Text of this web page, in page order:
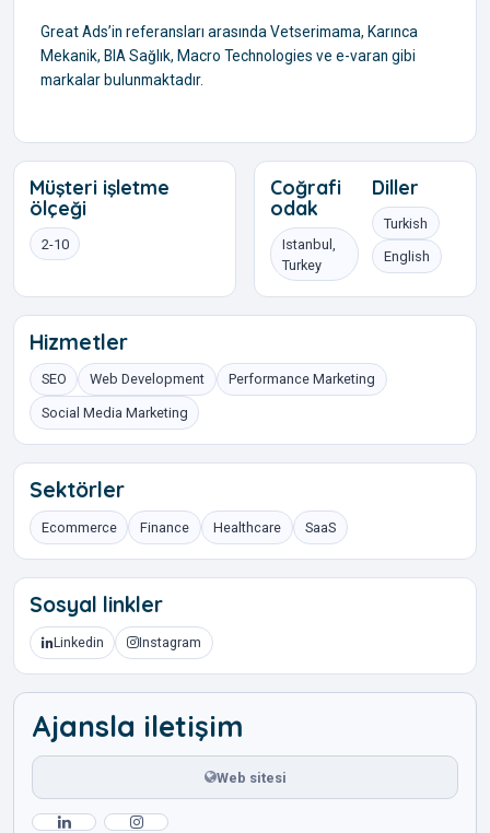
Great Ads’in referansları arasında Vetserimama, Karınca
Mekanik, BIA Sağlık, Macro Technologies ve e-varan gibi
markalar bulunmaktadır.
Müşteri işletme
ölçeği
2-10
Coğrafi
odak
Istanbul,
Turkey
Diller
Turkish
English
Hizmetler
SEO Web Development Performance Marketing
Social Media Marketing
Sektörler
Ecommerce Finance Healthcare SaaS
Sosyal linkler
Linkedin Instagram
Ajansla iletişim
Web sitesi